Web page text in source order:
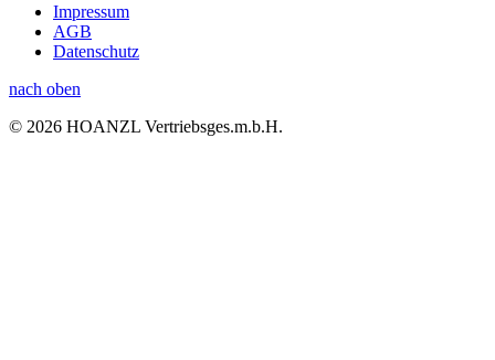
Impressum
AGB
Datenschutz
nach oben
© 2026 HOANZL Vertriebsges.m.b.H.